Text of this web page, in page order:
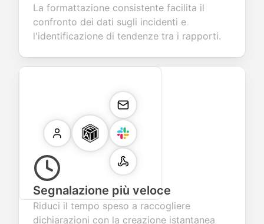
La formattazione consistente facilita il
confronto dei dati sugli incidenti e
l'identificazione di tendenze tra i rapporti.
Segnalazione più veloce
Riduci il tempo speso a raccogliere
dichiarazioni con la creazione istantanea